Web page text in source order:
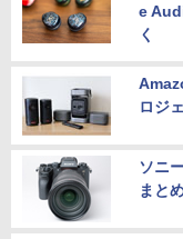
e
く
ロジ
ソニ
まと